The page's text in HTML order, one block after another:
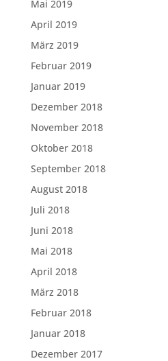
Mai 2019
April 2019
März 2019
Februar 2019
Januar 2019
Dezember 2018
November 2018
Oktober 2018
September 2018
August 2018
Juli 2018
Juni 2018
Mai 2018
April 2018
März 2018
Februar 2018
Januar 2018
Dezember 2017